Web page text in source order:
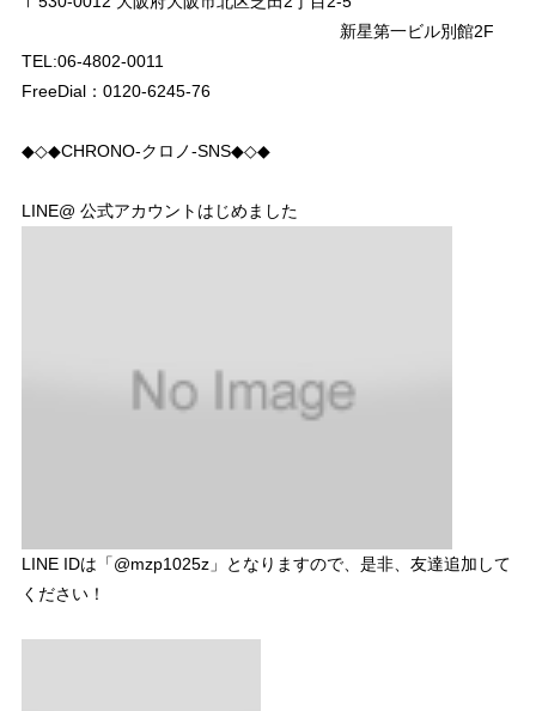
新星第一ビル別館2F
TEL:06-4802-0011
FreeDial：0120-6245-76
◆◇◆CHRONO-クロノ-SNS◆◇◆
LINE@ 公式アカウントはじめました
LINE IDは「@mzp1025z」となりますので、是非、友達追加して
ください！